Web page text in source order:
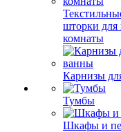
шторки для
комнаты
Карнизы
Тумбы
Шкафы и